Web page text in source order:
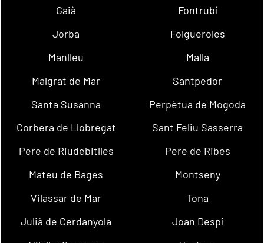
Gaià
Fontrubí
Jorba
Folgueroles
Manlleu
Malla
Malgrat de Mar
Santpedor
Santa Susanna
Perpètua de Mogoda
Corbera de Llobregat
Sant Feliu Sasserra
Pere de Riudebitlles
Pere de Ribes
Mateu de Bages
Montseny
Vilassar de Mar
Tona
Julià de Cerdanyola
Joan Despí